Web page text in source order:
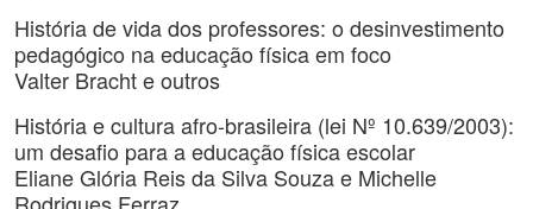
História de vida dos professores: o desinvestimento
pedagógico na educação física em foco
Valter Bracht e outros
História e cultura afro-brasileira (lei Nº 10.639/2003):
um desafio para a educação física escolar
Eliane Glória Reis da Silva Souza e Michelle